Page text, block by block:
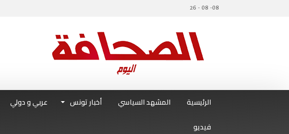
08- 08 - 26
الرئيسية المشهد السياسي أخبار تونس عربي و دولي
فيديو